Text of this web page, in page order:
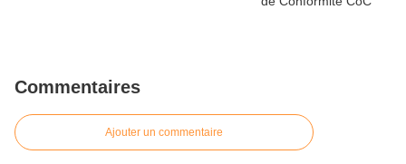
Commentaires
Ajouter un commentaire